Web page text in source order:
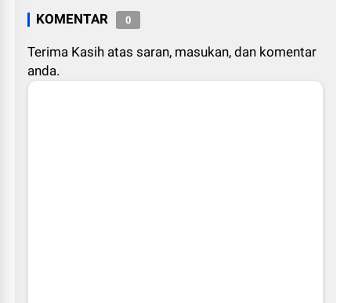
KOMENTAR 0
Terima Kasih atas saran, masukan, dan komentar
anda.